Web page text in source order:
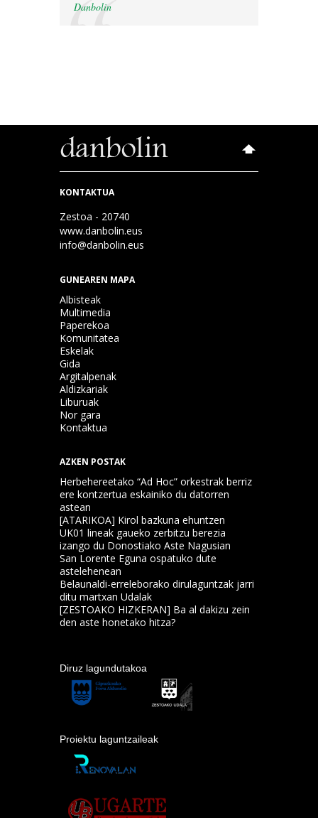
Danbolin
KONTAKTUA
Zestoa - 20740
www.danbolin.eus
info@danbolin.eus
GUNEAREN MAPA
Albisteak
Multimedia
Paperekoa
Komunitatea
Eskelak
Gida
Argitalpenak
Aldizkariak
Liburuak
Nor gara
Kontaktua
AZKEN POSTAK
Herbehereetako “Ad Hoc” orkestrak berriz
ere kontzertua eskainiko du datorren
astean
[ATARIKOA] Kirol bazkuna ehuntzen
UK01 lineak gaueko zerbitzu berezia
izango du Donostiako Aste Nagusian
San Lorente Eguna ospatuko dute
astelehenean
Belaunaldi-erreleborako dirulaguntzak jarri
ditu martxan Udalak
[ZESTOAKO HIZKERAN] Ba al dakizu zein
den aste honetako hitza?
Diruz lagundutakoa
Proiektu laguntzaileak